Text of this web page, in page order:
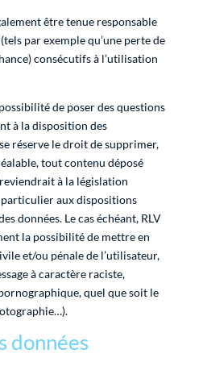
être tenue responsable
par exemple qu’une perte de
consécutifs à l’utilisation
de poser des questions
à la disposition des
réserve le droit de supprimer,
tout contenu déposé
à la législation
aux dispositions
données. Le cas échéant, RLV
la possibilité de mettre en
et/ou pénale de l’utilisateur,
à caractère raciste,
quel que soit le
données